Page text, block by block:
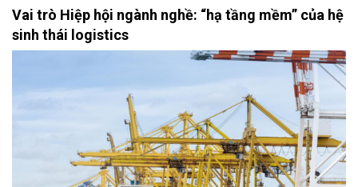
Vai trò Hiệp hội ngành nghề: “hạ tầng mềm” của hệ
sinh thái logistics